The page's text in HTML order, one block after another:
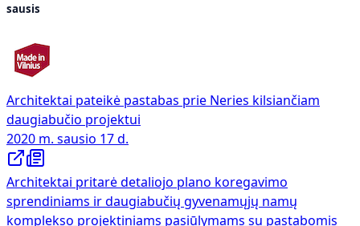
sausis
Architektai pateikė pastabas prie Neries kilsiančiam
daugiabučio projektui
2020 m. sausio 17 d.
Architektai pritarė detaliojo plano koregavimo
sprendiniams ir daugiabučių gyvenamųjų namų
komplekso projektiniams pasiūlymams su pastabomis